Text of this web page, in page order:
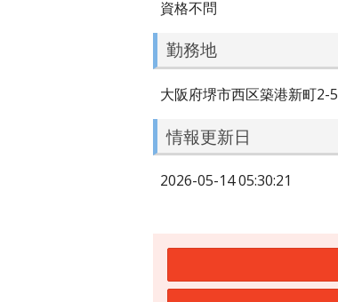
資格不問
勤務地
大阪府堺市西区築港新町2-5
情報更新日
2026-05-14 05:30:21